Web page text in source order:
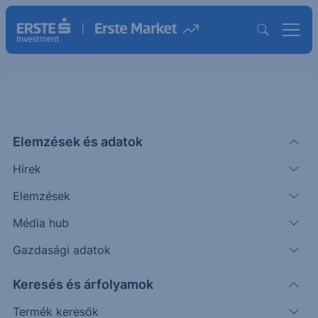
Elemzések és adatok
Hírek
Elemzések
Média hub
Gazdasági adatok
Keresés és árfolyamok
Termék keresők
Kamathalmozó II Kötvény (EHM:
5,92%)
ISIN: HU0000366646
Termék részletes paraméterei
Kamathalmozó II Kötvény